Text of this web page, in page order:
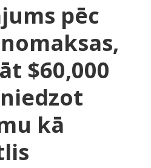
pēc
$60,000
kā